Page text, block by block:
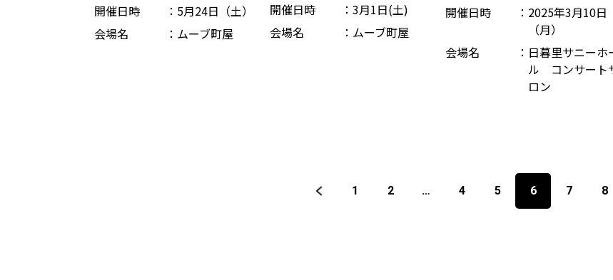
開催日時
5月24日（土）
会場名
ムーブ町屋
開催日時
3月1日(土)
会場名
ムーブ町屋
開催日時
2025年3月10日
（月）
会場名
日暮里サニーホ
ル コンサート
ロン
1 2 … 4 5 6 7 8